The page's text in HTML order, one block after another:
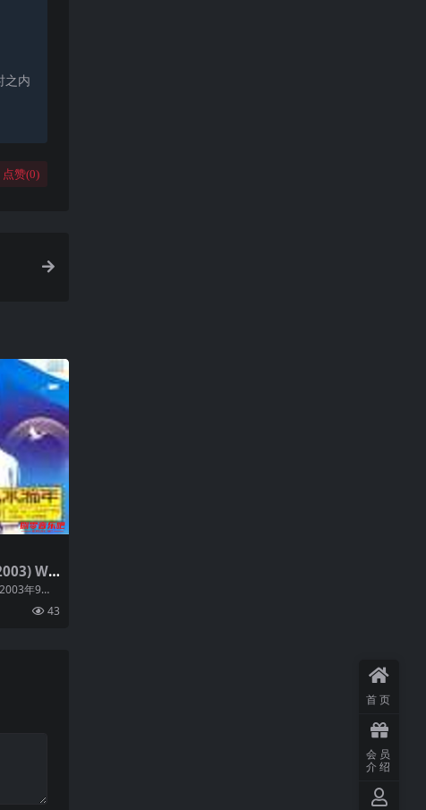
之内
点赞(0)
WA
年9月
他包揽了
43
首页
会员
介绍